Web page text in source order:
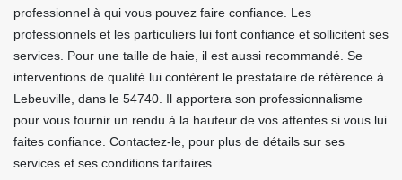
professionnel à qui vous pouvez faire confiance. Les
professionnels et les particuliers lui font confiance et sollicitent ses
services. Pour une taille de haie, il est aussi recommandé. Se
interventions de qualité lui confèrent le prestataire de référence à
Lebeuville, dans le 54740. Il apportera son professionnalisme
pour vous fournir un rendu à la hauteur de vos attentes si vous lui
faites confiance. Contactez-le, pour plus de détails sur ses
services et ses conditions tarifaires.